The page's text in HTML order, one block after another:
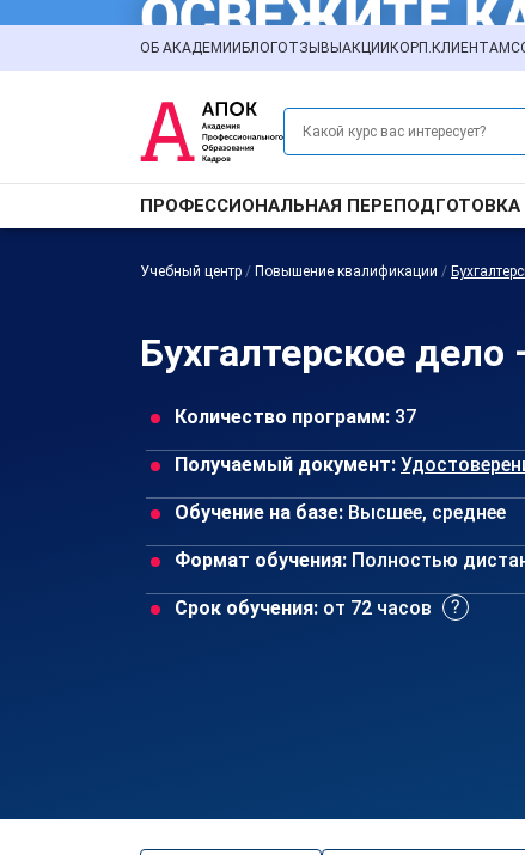
ОБ АКАДЕМИИ БЛОГОТЗЫВЫ АКЦИИ КОРП.КЛИЕНТАМ
ПРОФЕССИОНАЛЬНАЯ ПЕРЕПОДГОТОВКА
Учебный центр / Повышение квалификации /
Бухгалтерское
Количество программ: 37
Получаемый документ:
Обучение на базе: Высшее, среднее
Формат обучения: Полностью
Срок обучения: от 72 часов